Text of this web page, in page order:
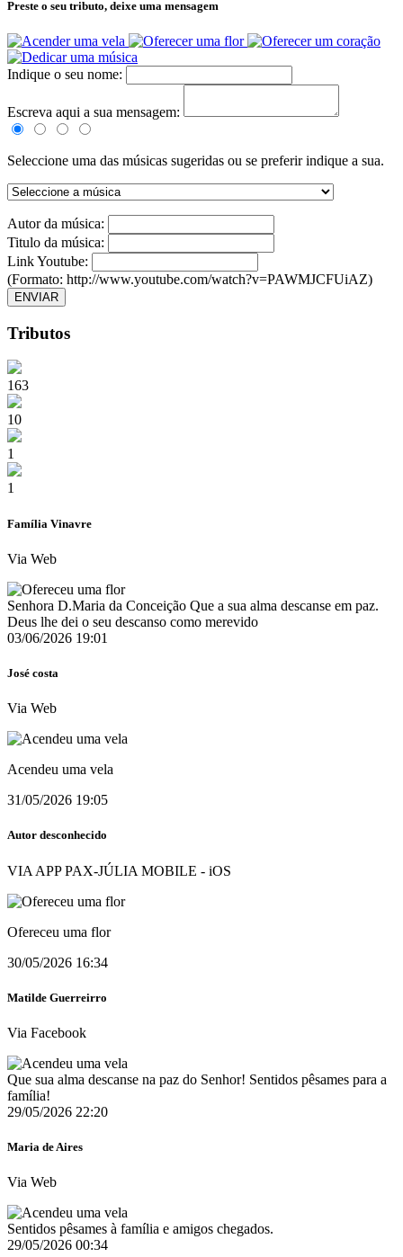
Preste o seu tributo, deixe uma mensagem
Indique o seu nome:
Escreva aqui a sua mensagem:
Seleccione uma das músicas sugeridas ou se preferir indique a sua.
Autor da música:
Titulo da música:
Link Youtube:
(Formato: http://www.youtube.com/watch?v=PAWMJCFUiAZ)
ENVIAR
Tributos
163
10
1
1
Família Vinavre
Via Web
Senhora D.Maria da Conceição Que a sua alma descanse em paz.
Deus lhe dei o seu descanso como merevido
03/06/2026 19:01
José costa
Via Web
Acendeu uma vela
31/05/2026 19:05
Autor desconhecido
VIA APP PAX-JÚLIA MOBILE - iOS
Ofereceu uma flor
30/05/2026 16:34
Matilde Guerreirro
Via Facebook
Que sua alma descanse na paz do Senhor! Sentidos pêsames para a
família!
29/05/2026 22:20
Maria de Aires
Via Web
Sentidos pêsames à família e amigos chegados.
29/05/2026 00:34